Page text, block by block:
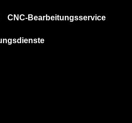
CNC-Bearbeitungsservice